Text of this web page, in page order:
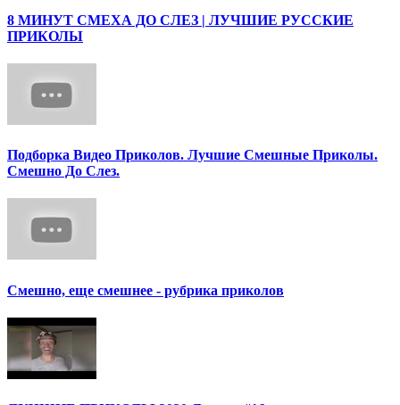
8 МИНУТ СМЕХА ДО СЛЕЗ | ЛУЧШИЕ РУССКИЕ
ПРИКОЛЫ
Подборка Видео Приколов. Лучшие Смешные Приколы.
Смешно До Слез.
Смешно, еще смешнее - рубрика приколов